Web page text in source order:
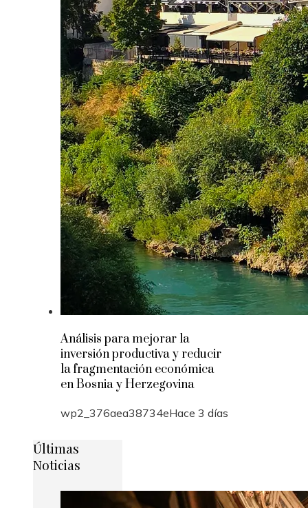
Análisis para mejorar la
inversión productiva y reducir
la fragmentación económica
en Bosnia y Herzegovina
wp2_376aea38734eHace 3 días
Últimas
Noticias